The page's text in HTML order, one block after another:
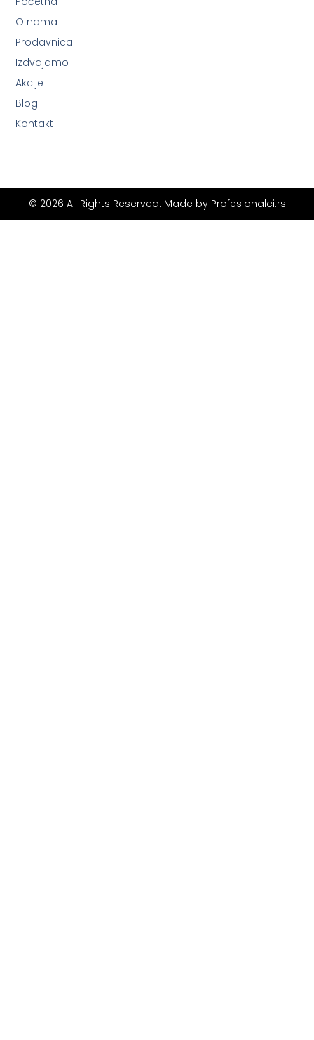
O nama
Prodavnica
Izdvajamo
Akcije
Blog
Kontakt
© 2026 All Rights Reserved. Made by Profesionalci.rs